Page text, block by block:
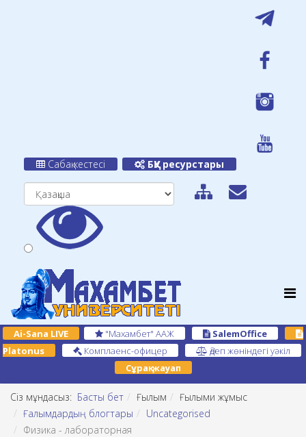
Сабақ кестесі БҚУ ресурстары
Ai-Sana LIVE "Махамбет" ААЖ
SalemOffice
Platonus
Комплаенс-офицер
Әдеп жөніндегі уәкіл
Сұрақ-жауап
Сіз мұндасыз: Басты бет Ғылым
Ғылыми жұмыс
Ғалымдардың блогтары
Uncategorised
Физика - лабораторная